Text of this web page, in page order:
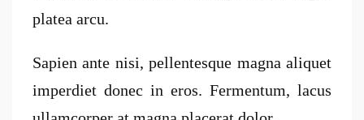
platea arcu.
Sapien ante nisi, pellentesque magna aliquet
imperdiet donec in eros. Fermentum, lacus